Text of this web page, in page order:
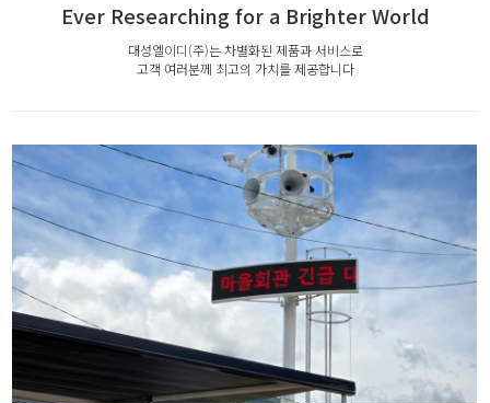
Ever Researching for a Brighter World
대성엘이디(주)는 차별화된 제품과 서비스로
고객 여러분께 최고의 가치를 제공합니다